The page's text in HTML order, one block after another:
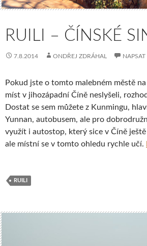
RUILI – ČÍNSKÉ
7.8.2014 ONDŘEJ ZDRÁHAL
Pokud jste o tomto malebném městě
míst v jihozápadní Číně neslyšeli,
Dostat se sem můžete z Kunmingu,
Yunnan, autobusem, ale pro
využít i autostop, který sice v Číně ještě
ale místní se v tomto ohledu rychle učí.
RUILI